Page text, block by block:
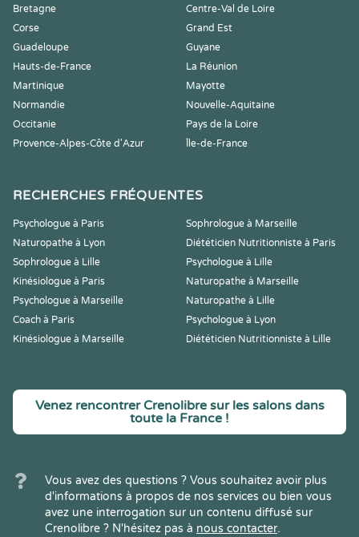
Bretagne
Centre-Val de Loire
Corse
Grand Est
Guadeloupe
Guyane
Hauts-de-France
La Réunion
Martinique
Mayotte
Normandie
Nouvelle-Aquitaine
Occitanie
Pays de la Loire
Provence-Alpes-Côte d'Azur
Île-de-France
RECHERCHES FRÉQUENTES
Psychologue à Paris
Sophrologue à Marseille
Naturopathe à Lyon
Diététicien Nutritionniste à Paris
Sophrologue à Lille
Psychologue à Lille
Kinésiologue à Paris
Naturopathe à Marseille
Psychologue à Marseille
Naturopathe à Lille
Coach à Paris
Psychologue à Lyon
Kinésiologue à Marseille
Diététicien Nutritionniste à Lille
Venez rencontrer Crenolibre sur les salons dans
toute la France !
Vous avez des questions ? Vous souhaitez avoir plus
d'informations à propos de nos services ou bien vous
avez une interrogation sur un contenu diffusé sur
Crenolibre ? N'hésitez pas à nous contacter.